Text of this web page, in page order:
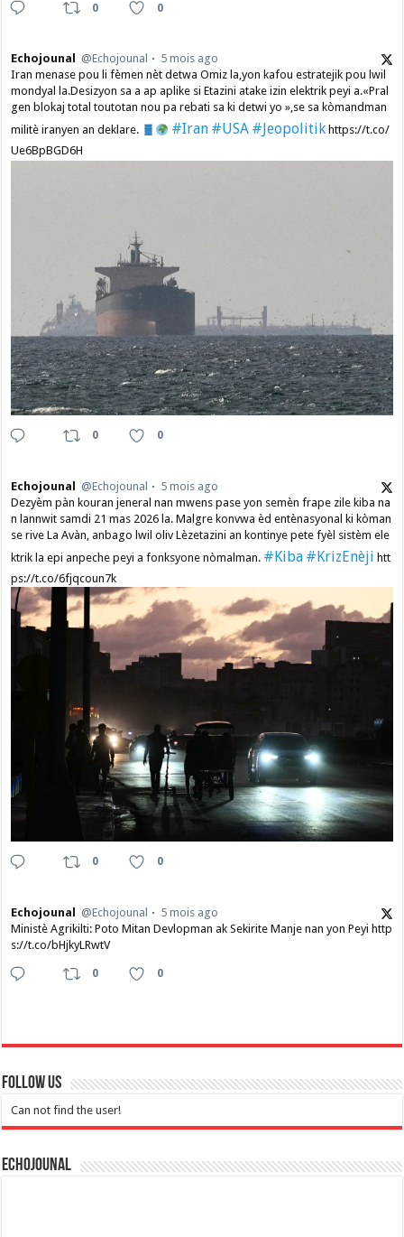
0 0
Echojounal @Echojounal
5 mois ago
Iran menase pou li fèmen nèt detwa Omiz la,yon kafou estratejik pou lwil
mondyal la.Desizyon sa a ap aplike si Etazini atake izin elektrik peyi a.​«Pral
gen blokaj total toutotan nou pa rebati sa ki detwi yo »,se sa kòmandman
militè iranyen an deklare.
#Iran #USA #Jeopolitikhttps://t.co/
Ue6BpBGD6H
0 0
Echojounal @Echojounal
5 mois ago
Dezyèm pàn kouran jeneral nan mwens pase yon semèn frape zile kiba na
n lannwit samdi 21 mas 2026 la. Malgre konvwa èd entènasyonal ki kòman
se rive La Avàn, anbago lwil oliv Lèzetazini an kontinye pete fyèl sistèm ele
ktrik la epi anpeche peyi a fonksyone nòmalman. #Kiba #KrizEnèji htt
ps://t.co/6fjqcoun7k
0 0
Echojounal @Echojounal
5 mois ago
Ministè Agrikilti: Poto Mitan Devlopman ak Sekirite Manje nan yon Peyi http
s://t.co/bHjkyLRwtV
0 0
Follow Us
Can not find the user!
Echojounal